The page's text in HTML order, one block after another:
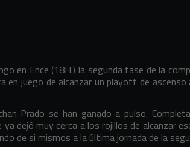
en Ence (18H.) la segunda fase de la
en juego de alcanzar un playoff de
Prado se han ganado a pulso.
dejó muy cerca a los rojillos de alcanzar
de si mismos a la última jornada de la